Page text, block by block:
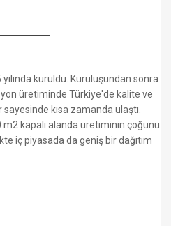
kuruldu. Kuruluşundan sonra
üretiminde Türkiye'de kalite ve
kısa zamanda ulaştı.
kapalı alanda üretiminin çoğunu
iç piyasada da geniş bir dağıtım